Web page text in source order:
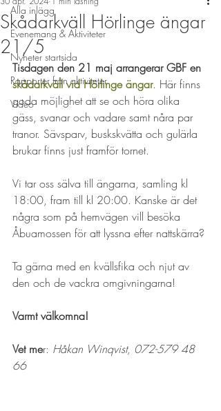
Alla inlägg
Evenemang & Aktiviteter
Nyheter startsida
Rapporter från aktiviteter
Video
Skådarkväll Hörlinge ängar
21/5
Tisdagen den 21 maj arrangerar GBF en
skådarkväll vid Hörlinge ängar. Här finns
goda möjlighet att se och höra olika
gäss, svanar och vadare samt nåra par
tranor. Sävsparv, buskskvätta och gulärla
brukar finns just framför tornet.
Vi tar oss sälva till ängarna, samling kl
18:00, fram till kl 20:00. Kanske är det
några som på hemvägen vill besöka
Åbuamossen för att lyssna efter nattskärra?
Ta gärna med en kvällsfika och njut av
den och de vackra omgivningarna!
Varmt välkomna!
Vet mer: Håkan Winqvist, 072-579 48
66